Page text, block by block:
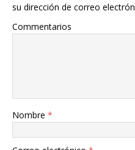
su dirección de correo
Commentarios
Nombre *